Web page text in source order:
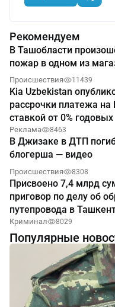
Рекомендуем
В Ташобласти
пожар в одном из
Происшествия 11439
Kia Uzbekistan
рассрочки платежа на
ставкой от 0% годовых
Реклама 8463
В Джизаке в ДТП
блогерша — видео
Происшествия 8308
Присвоено 7,4 млрд
приговор по делу об
путепровода в
Криминал 8029
Популярные